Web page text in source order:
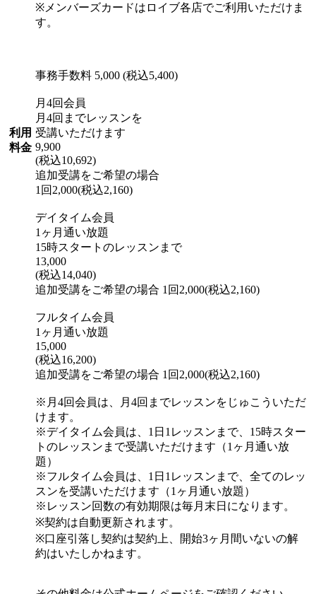
利用
料金
※メンバーズカードはロイブ各店でご利用いただけま
す。
事務手数料 5,000 (税込5,400)
月4回会員
月4回までレッスンを
受講いただけます
9,900
(税込10,692)
追加受講をご希望の場合
1回2,000(税込2,160)
デイタイム会員
1ヶ月通い放題
15時スタートのレッスンまで
13,000
(税込14,040)
追加受講をご希望の場合 1回2,000(税込2,160)
フルタイム会員
1ヶ月通い放題
15,000
(税込16,200)
追加受講をご希望の場合 1回2,000(税込2,160)
※月4回会員は、月4回までレッスンをじゅこういただ
けます。
※デイタイム会員は、1日1レッスンまで、15時スター
トのレッスンまで受講いただけます（1ヶ月通い放
題）
※フルタイム会員は、1日1レッスンまで、全てのレッ
スンを受講いただけます（1ヶ月通い放題）
※レッスン回数の有効期限は毎月末日になります。
※契約は自動更新されます。
※口座引落し契約は契約上、開始3ヶ月間いないの解
約はいたしかねます。